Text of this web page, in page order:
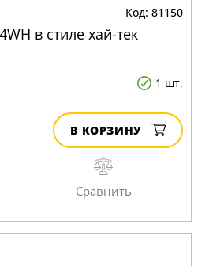
81150
в стиле хай-тек
1 шт.
В КОРЗИНУ